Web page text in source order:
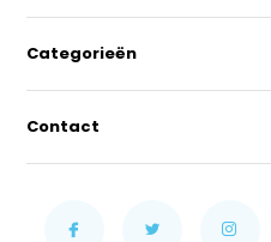
Categorieën
Contact